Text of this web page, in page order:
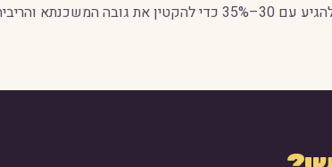
בנק ישראל מחייב הון עצמי מינימלי של 25% לדירה ראשונה (75% מימון מקסימלי). בפועל, כדאי להגיע עם